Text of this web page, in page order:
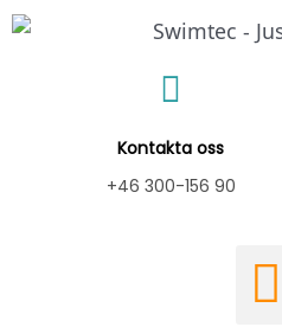
Hoppa
Kontakta oss
+46 300-156 90